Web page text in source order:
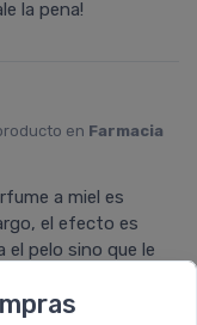
la pena!
en Farmacia
a miel es
el efecto es
el pelo sino que le